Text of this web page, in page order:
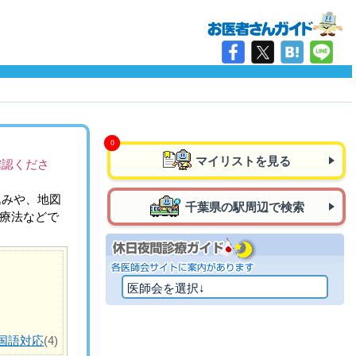
くださ
や、地図
法などで
語対応(4)
マイリストを見る
千葉県の駅周辺で検索